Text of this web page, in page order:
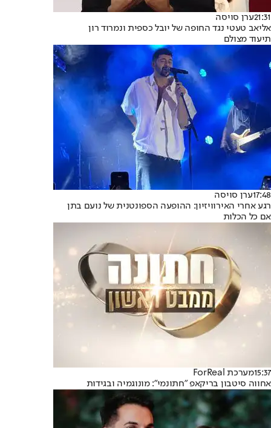
21:31ערן סויסה
אליאב טעטי נגד החופה של יובל כספית ונמרוד רון
תיעוד מצולם
17:48ערן סויסה
רגע אחרי האירוויזיון: ההופעה הספונטנית של נועם בתן
אם כל הכלות
15:37מערכת ForReal
אחווה סיטבון בריקאפ "חתונמי": מונוגמיה ובגידות